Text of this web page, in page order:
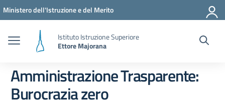
Vai ai contenuti
Vai al menu di navigazione
Vai al footer
Ministero dell'Istruzione e del Merito
Istituto Istruzione Superiore
Ettore Majorana
Amministrazione Trasparente:
Burocrazia zero